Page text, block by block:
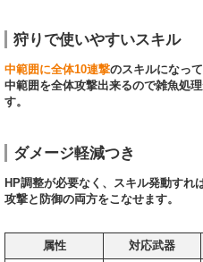
狩りで使いやすいスキル
中範囲に全体10連撃のスキルになって
中範囲を全体攻撃出来るので雑魚処
す。
ダメージ軽減つき
HP調整が必要なく、スキル発動すれ
攻撃と防御の両方をこなせます。
属性 対応武器